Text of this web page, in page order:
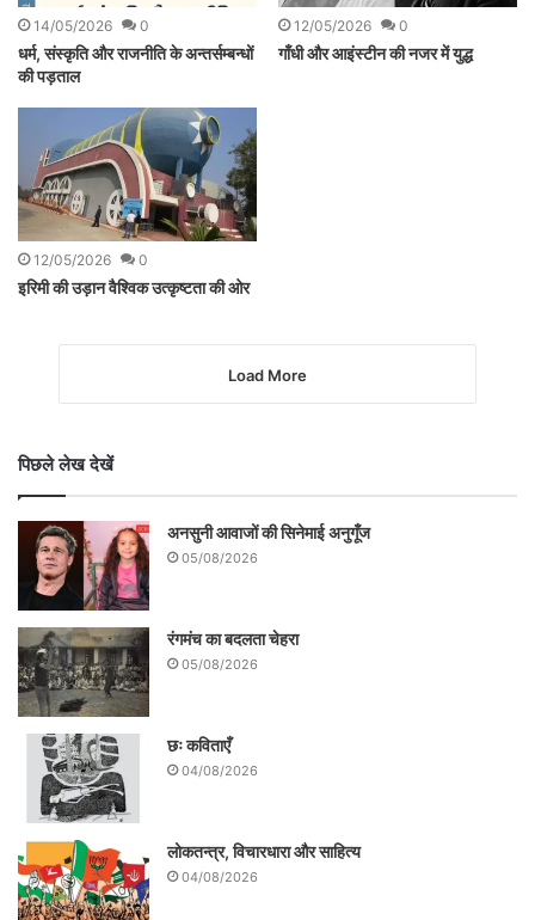
14/05/2026 0
धर्म, संस्कृति और राजनीति के अन्तर्सम्बन्धों
की पड़ताल
12/05/2026 0
गाँधी और आइंस्टीन की नजर में युद्ध
12/05/2026 0
इरिमी की उड़ान वैश्विक उत्कृष्टता की ओर
Load More
पिछले लेख देखें
अनसुनी आवाजों की सिनेमाई अनुगूँज
05/08/2026
रंगमंच का बदलता चेहरा
05/08/2026
छः कविताएँ
04/08/2026
लोकतन्त्र, विचारधारा और साहित्य
04/08/2026